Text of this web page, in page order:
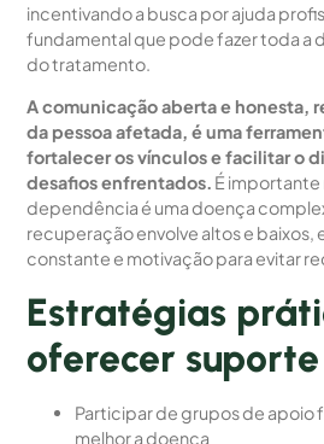
incentivando a busca por ajuda
fundamental que pode fazer toda a
do tratamento.
A comunicação aberta e honesta,
da pessoa afetada, é uma
fortalecer os vínculos e facilitar o
desafios enfrentados. É
dependência é uma doença
recuperação envolve altos e baixos,
constante e motivação para evitar
Estratégias
oferecer suporte
Participar de grupos de apoio
melhor a doença